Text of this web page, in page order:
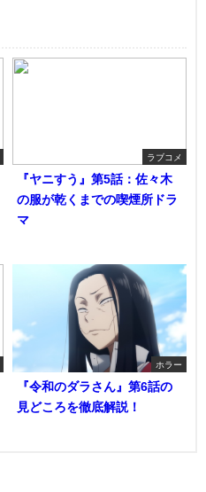
ラブコメ
『ヤニすう』第5話：佐々木
の服が乾くまでの喫煙所ドラ
マ
ホラー
『令和のダラさん』第6話の
見どころを徹底解説！